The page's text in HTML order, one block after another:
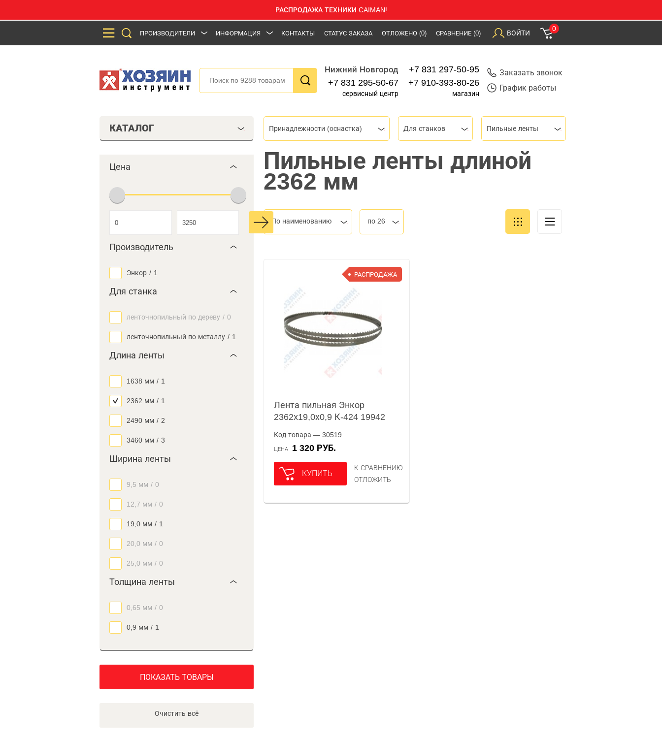
РАСПРОДАЖА ТЕХНИКИ CAIMAN!
ПРОИЗВОДИТЕЛИ ИНФОРМАЦИЯ КОНТАКТЫ СТАТУС ЗАКАЗА ОТЛОЖЕНО (0) СРАВНЕНИЕ (0) ВОЙТИ
0
Нижний Новгород
+7 831 295-50-67
сервисный центр
+7 831 297-50-95
+7 910-393-80-26
магазин
Заказать звонок
График работы
КАТАЛОГ
Цена
Производитель
Энкор / 1
Для станка
ленточнопильный по дереву / 0
ленточнопильный по металлу / 1
Длина ленты
1638 мм / 1
2362 мм / 1
2490 мм / 2
3460 мм / 3
Ширина ленты
9,5 мм / 0
12,7 мм / 0
19,0 мм / 1
20,0 мм / 0
25,0 мм / 0
Толщина ленты
0,65 мм / 0
0,9 мм / 1
ПОКАЗАТЬ ТОВАРЫ
Очистить всё
Принадлежности (оснастка) Для станков Пильные ленты
Пильные ленты длиной
2362 мм
По наименованию по 26
РАСПРОДАЖА
Лента пильная Энкор
2362x19,0х0,9 К-424 19942
Код товара — 30519
ЦЕНА 1 320 РУБ.
КУПИТЬ
К СРАВНЕНИЮ
ОТЛОЖИТЬ